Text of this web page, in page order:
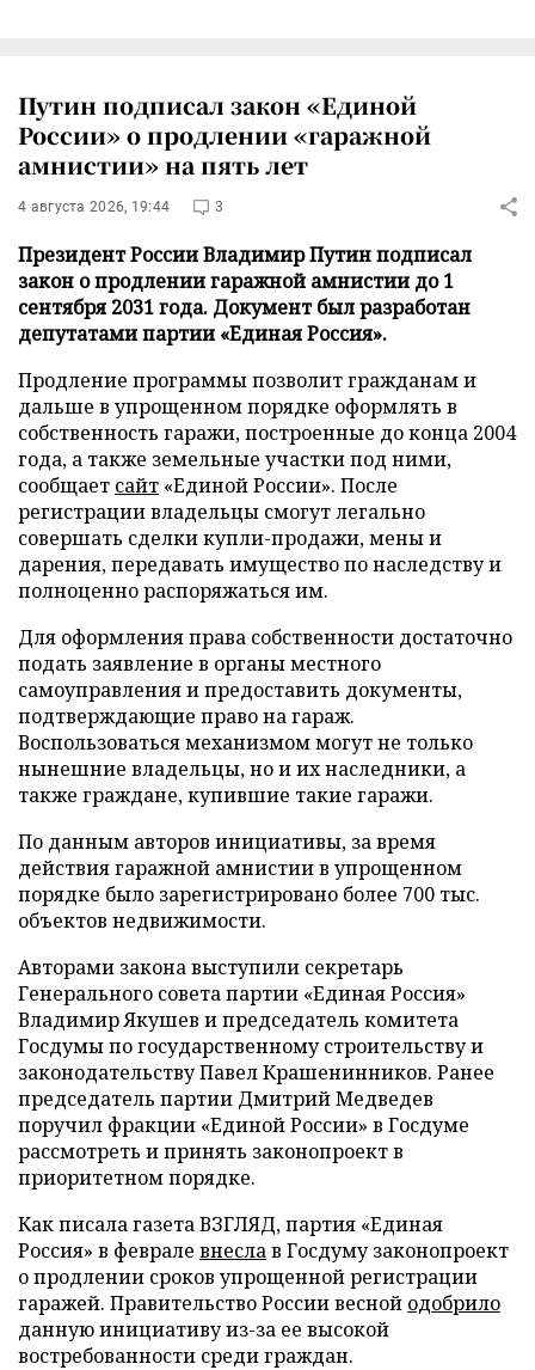
Путин подписал закон «Единой
России» о продлении «гаражной
амнистии» на пять лет
4 августа 2026, 19:44 3
Президент России Владимир Путин подписал
закон о продлении гаражной амнистии до 1
сентября 2031 года. Документ был разработан
депутатами партии «Единая Россия».
Продление программы позволит гражданам и
дальше в упрощенном порядке оформлять в
собственность гаражи, построенные до конца 2004
года, а также земельные участки под ними,
сообщает сайт «Единой России». После
регистрации владельцы смогут легально
совершать сделки купли-продажи, мены и
дарения, передавать имущество по наследству и
полноценно распоряжаться им.
Для оформления права собственности достаточно
подать заявление в органы местного
самоуправления и предоставить документы,
подтверждающие право на гараж.
Воспользоваться механизмом могут не только
нынешние владельцы, но и их наследники, а
также граждане, купившие такие гаражи.
По данным авторов инициативы, за время
действия гаражной амнистии в упрощенном
порядке было зарегистрировано более 700 тыс.
объектов недвижимости.
Авторами закона выступили секретарь
Генерального совета партии «Единая Россия»
Владимир Якушев и председатель комитета
Госдумы по государственному строительству и
законодательству Павел Крашенинников. Ранее
председатель партии Дмитрий Медведев
поручил фракции «Единой России» в Госдуме
рассмотреть и принять законопроект в
приоритетном порядке.
Как писала газета ВЗГЛЯД, партия «Единая
Россия» в феврале внеслав Госдуму законопроект
о продлении сроков упрощенной регистрации
гаражей. Правительство России весной одобрило
данную инициативу из-за ее высокой
востребованности среди граждан.